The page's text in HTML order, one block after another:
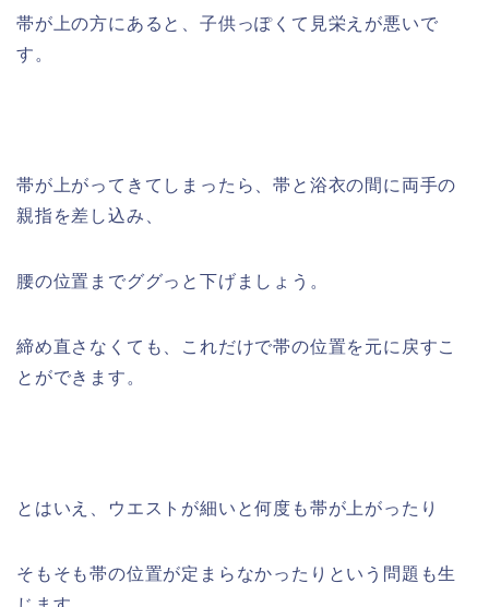
帯が上の方にあると、子供っぽくて見栄えが悪いで
す。
帯が上がってきてしまったら、帯と浴衣の間に両手の
親指を差し込み、
腰の位置までググっと下げましょう。
締め直さなくても、これだけで帯の位置を元に戻すこ
とができます。
とはいえ、ウエストが細いと何度も帯が上がったり
そもそも帯の位置が定まらなかったりという問題も生